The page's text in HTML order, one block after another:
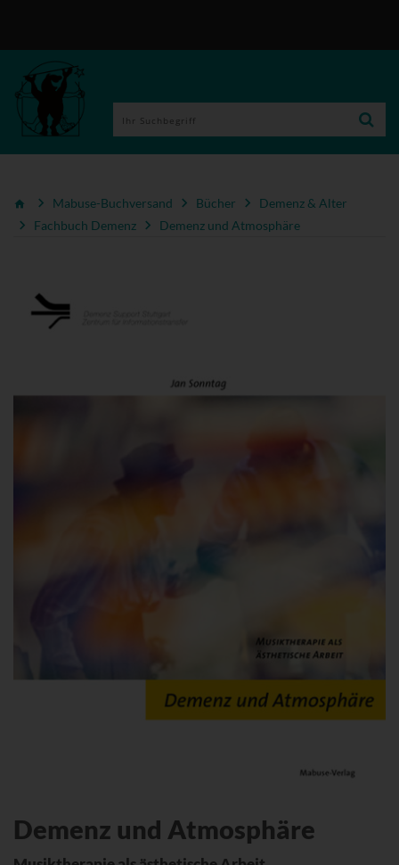
Mabuse-Buchversand Bücher
Demenz & Alter
Fachbuch Demenz
Demenz und Atmosphäre
Demenz und Atmosphäre